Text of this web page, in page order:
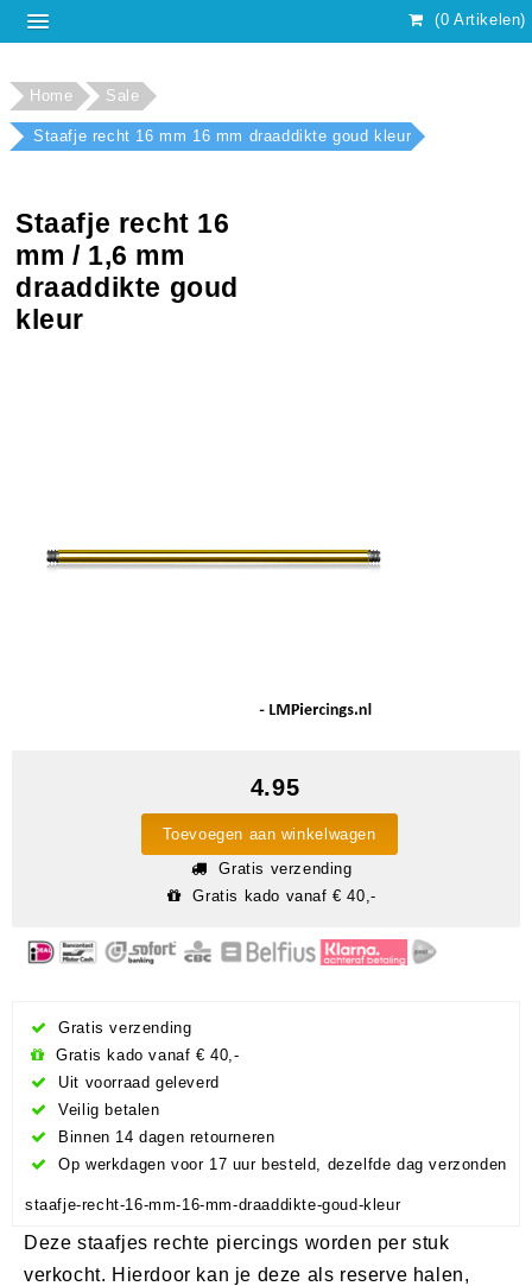
(0 Artikelen)
Home Sale
Staafje recht 16 mm 16 mm draaddikte goud kleur
Staafje recht 16
mm / 1,6 mm
draaddikte goud
kleur
4.95
Toevoegen aan winkelwagen
Gratis verzending
Gratis kado vanaf € 40,-
Gratis verzending
Gratis kado vanaf € 40,-
Uit voorraad geleverd
Veilig betalen
Binnen 14 dagen retourneren
Op werkdagen voor 17 uur besteld, dezelfde dag verzonden
staafje-recht-16-mm-16-mm-draaddikte-goud-kleur
Deze staafjes rechte piercings worden per stuk
verkocht. Hierdoor kan je deze als reserve halen,